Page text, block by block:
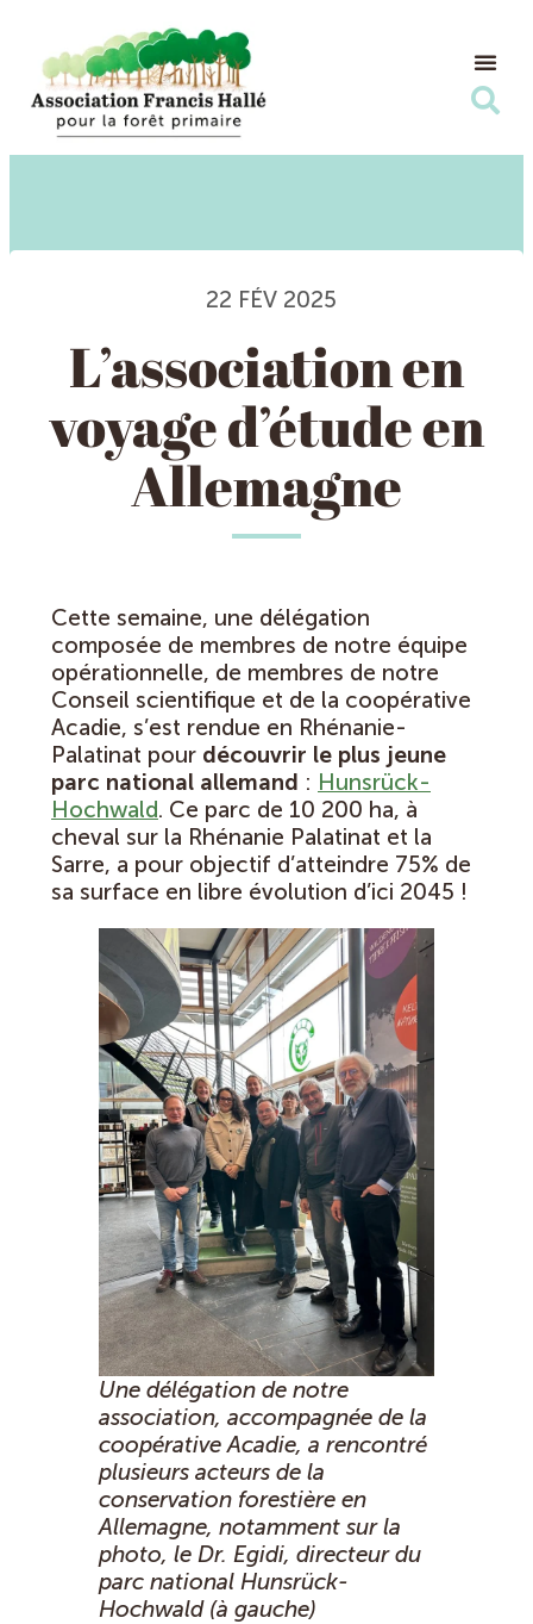
22 FÉV 2025
L’association en
voyage d’étude en
Allemagne
Cette semaine, une délégation
composée de membres de notre équipe
opérationnelle, de membres de notre
Conseil scientifique et de la coopérative
Acadie, s’est rendue en Rhénanie-
Palatinat pour découvrir le plus jeune
parc national allemand : Hunsrück-
Hochwald. Ce parc de 10 200 ha, à
cheval sur la Rhénanie Palatinat et la
Sarre, a pour objectif d’atteindre 75% de
sa surface en libre évolution d’ici 2045 !
Une délégation de notre
association, accompagnée de la
coopérative Acadie, a rencontré
plusieurs acteurs de la
conservation forestière en
Allemagne, notamment sur la
photo, le Dr. Egidi, directeur du
parc national Hunsrück-
Hochwald (à gauche)